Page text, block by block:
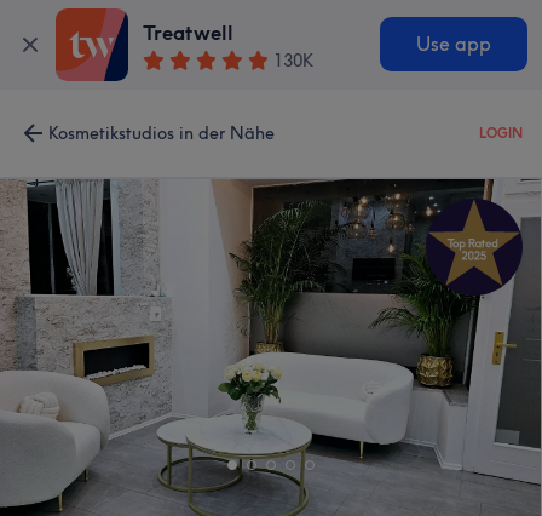
Treatwell
130K
Use app
Kosmetikstudios in der Nähe LOGIN